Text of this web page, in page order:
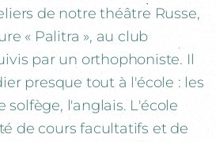
de notre théâtre Russe,
« Palitra », au club
par un orthophoniste. Il
presque tout à l'école : les
l'anglais. L'école
de cours facultatifs et de